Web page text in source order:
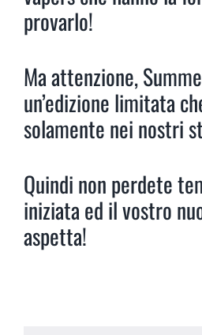
provarlo!
Ma attenzione,
un’edizione limitata
solamente nei nostri
Quindi non perdete
iniziata ed il vostro
aspetta!